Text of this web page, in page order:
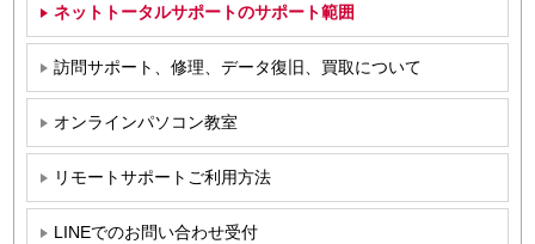
ネットトータルサポートのサポート範囲
訪問サポート、修理、データ復旧、買取について
オンラインパソコン教室
リモートサポートご利用方法
LINEでのお問い合わせ受付